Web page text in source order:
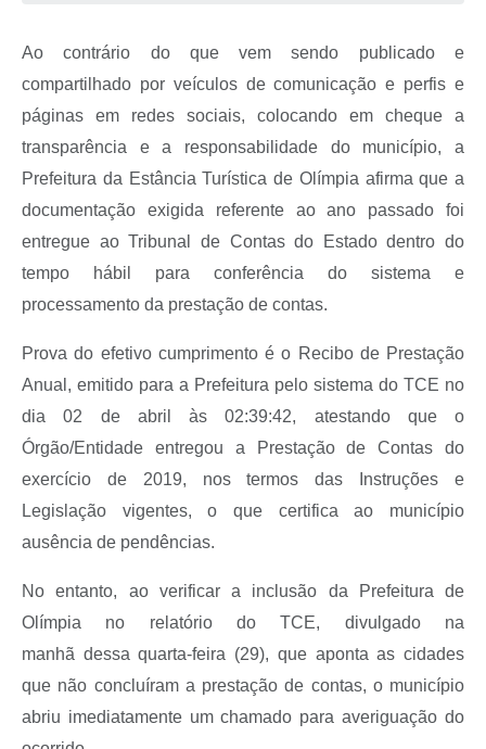
Ao contrário do que vem sendo publicado e
compartilhado por veículos de comunicação e perfis e
páginas em redes sociais, colocando em cheque a
transparência e a responsabilidade do município, a
Prefeitura da Estância Turística de Olímpia afirma que a
documentação exigida referente ao ano passado foi
entregue ao Tribunal de Contas do Estado dentro do
tempo hábil para conferência do sistema e
processamento da prestação de contas.
Prova do efetivo cumprimento é o Recibo de Prestação
Anual, emitido para a Prefeitura pelo sistema do TCE no
dia 02 de abril às 02:39:42, atestando que o
Órgão/Entidade entregou a Prestação de Contas do
exercício de 2019, nos termos das Instruções e
Legislação vigentes, o que certifica ao município
ausência de pendências.
No entanto, ao verificar a inclusão da Prefeitura de
Olímpia no relatório do TCE, divulgado na
manhã dessa quarta-feira (29), que aponta as cidades
que não concluíram a prestação de contas, o município
abriu imediatamente um chamado para averiguação do